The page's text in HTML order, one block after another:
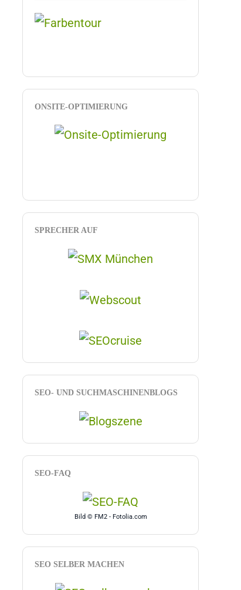
ONSITE-OPTIMIERUNG
SPRECHER AUF
SEO- UND SUCHMASCHINENBLOGS
SEO-FAQ
Bild © FM2 - Fotolia.com
SEO SELBER MACHEN